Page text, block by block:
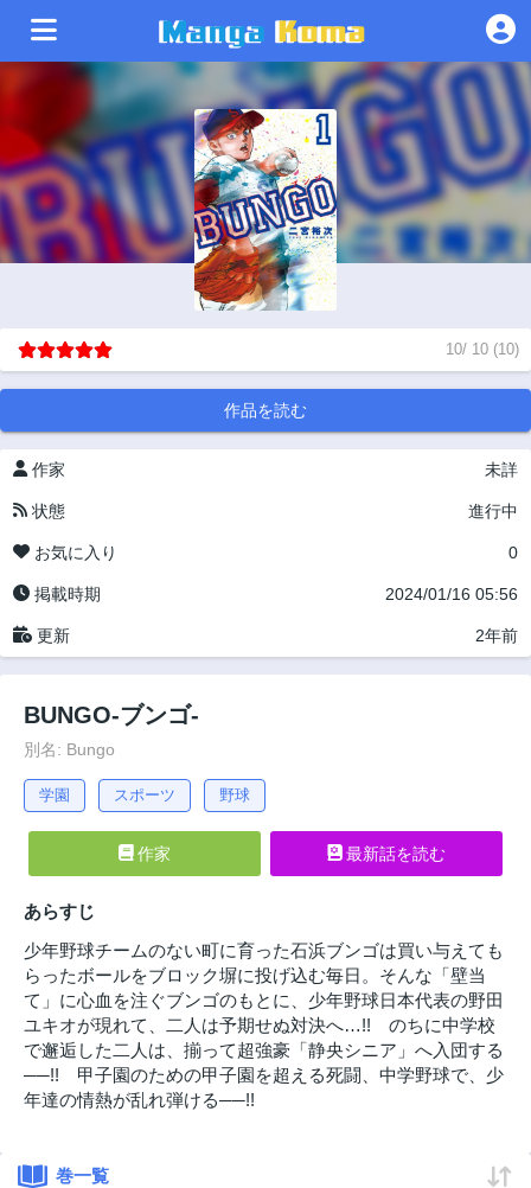
10/ 10 (10)
作品を読む
作家 未詳
状態 進行中
お気に入り 0
掲載時期 2024/01/16 05:56
更新 2年前
BUNGO-ブンゴ-
別名: Bungo
学園 スポーツ 野球
作家 最新話を読む
あらすじ
少年野球チームのない町に育った石浜ブンゴは買い与えても
らったボールをブロック塀に投げ込む毎日。そんな「壁当
て」に心血を注ぐブンゴのもとに、少年野球日本代表の野田
ユキオが現れて、二人は予期せぬ対決へ…!! のちに中学校
で邂逅した二人は、揃って超強豪「静央シニア」へ入団する
──!! 甲子園のための甲子園を超える死闘、中学野球で、少
年達の情熱が乱れ弾ける──!!
巻一覧